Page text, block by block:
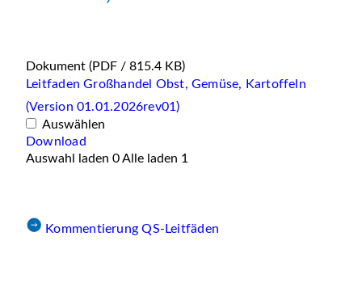
Dokument (PDF / 815.4 KB)
Leitfaden Großhandel Obst, Gemüse, Kartoffeln
(Version 01.01.2026rev01)
Auswählen
Download
Auswahl laden 0Alle laden 1
Kommentierung QS-Leitfäden